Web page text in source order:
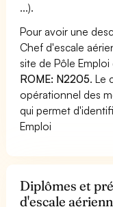
...).
Pour avoir une
Chef d'escale
site de Pôle
ROME: N2205. Le
opérationnel des
qui permet
Emploi
Diplômes et
d'escale